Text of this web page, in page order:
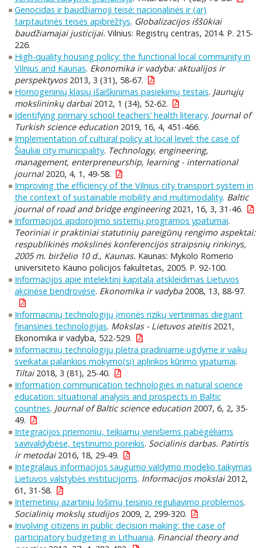
Genocidas ir baudžiamoji teisė: nacionalinės ir (ar)
tarptautinės teisės apibrėžtys. Globalizacijos iššūkiai
baudžiamajai justicijai. Vilnius: Registrų centras, 2014. P. 215-
226.
High-quality housing policy: the functional local community in
Vilnius and Kaunas. Ekonomika ir vadyba: aktualijos ir
perspektyvos2013, 3 (31), 58-67.
Homogeninių klasių išaiškinimas pasiekimų testais. Jaunųjų
mokslininkų darbai2012, 1 (34), 52-62.
Identifying primary school teachers’ health literacy. Journal of
Turkish science education2019, 16, 4, 451-466.
Implementation of cultural policy at local level: the case of
Šiauliai city municipality. Technology, engineering,
management, enterpreneurship, learning - international
journal2020, 4, 1, 49-58.
Improving the efficiency of the Vilnius city transport system in
the context of sustainable mobility and multimodality. Baltic
journal of road and bridge engineering2021, 16, 3, 31-46.
Informacijos apdorojimo sistemų programos ypatumai.
Teoriniai ir praktiniai statutinių pareigūnų rengimo aspektai:
respublikinės mokslinės konferencijos straipsnių rinkinys,
2005 m. birželio 10 d., Kaunas. Kaunas: Mykolo Romerio
universiteto Kauno policijos fakultetas, 2005. P. 92-100.
Informacijos apie intelektinį kapitalą atskleidimas Lietuvos
akcinėse bendrovėse. Ekonomika ir vadyba2008, 13, 88-97.
Informacinių technologijų įmonės rizikų vertinimas diegiant
finansines technologijas. Mokslas - Lietuvos ateitis2021,
Ekonomika ir vadyba, 522-529.
Informacinių technologijų plėtra pradiniame ugdyme ir vaikų
sveikatai palankios mokymo(si) aplinkos kūrimo ypatumai.
Tiltai2018, 3 (81), 25-40.
Information communication technologies in natural science
education: situational analysis and prospects in Baltic
countries. Journal of Baltic science education2007, 6, 2, 35-
49.
Integracijos priemonių, teikiamų vienišiems pabėgėliams
savivaldybėse, tęstinumo poreikis. Socialinis darbas. Patirtis
ir metodai2016, 18, 29-49.
Integralaus informacijos saugumo valdymo modelio taikymas
Lietuvos valstybės institucijoms. Informacijos mokslai2012,
61, 31-58.
Internetinių azartinių lošimų teisinio reguliavimo problemos.
Socialinių mokslų studijos2009, 2, 299-320.
Involving citizens in public decision making: the case of
participatory budgeting in Lithuania. Financial theory and